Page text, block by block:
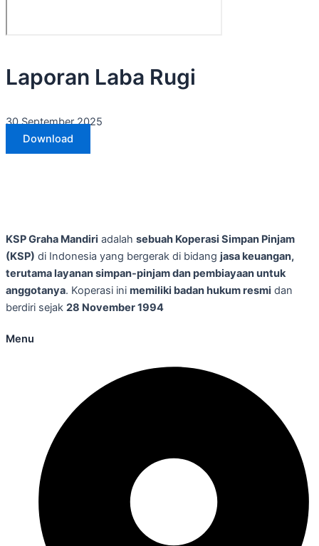
Laporan Laba Rugi
30 September 2025
Download
KSP Graha Mandiri adalah sebuah Koperasi Simpan Pinjam
(KSP) di Indonesia yang bergerak di bidang jasa keuangan,
terutama layanan simpan-pinjam dan pembiayaan untuk
anggotanya. Koperasi ini memiliki badan hukum resmi dan
berdiri sejak 28 November 1994
Menu